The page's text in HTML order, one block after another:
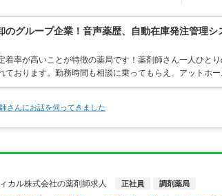
のグループ企業！音声薬歴、自動在庫発注管理
着率が高いことが特徴の薬局です！薬剤師さん一人ひと
ております。勤務時間も相談に乗ってもらえ、アットホ
さんにお話を伺ってきました
ル株式会社の薬剤師求人
正社員 調剤薬局